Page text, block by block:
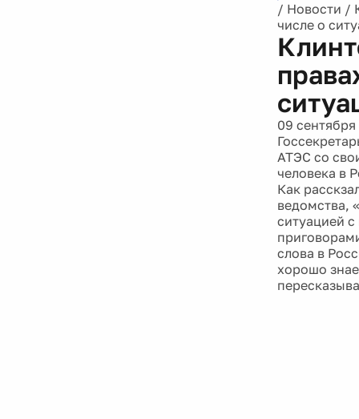
/ Новости /
числе о
09 сентября
АТЭС со
человека в
Как
ведомства,
ситуацией
слова в
хорошо